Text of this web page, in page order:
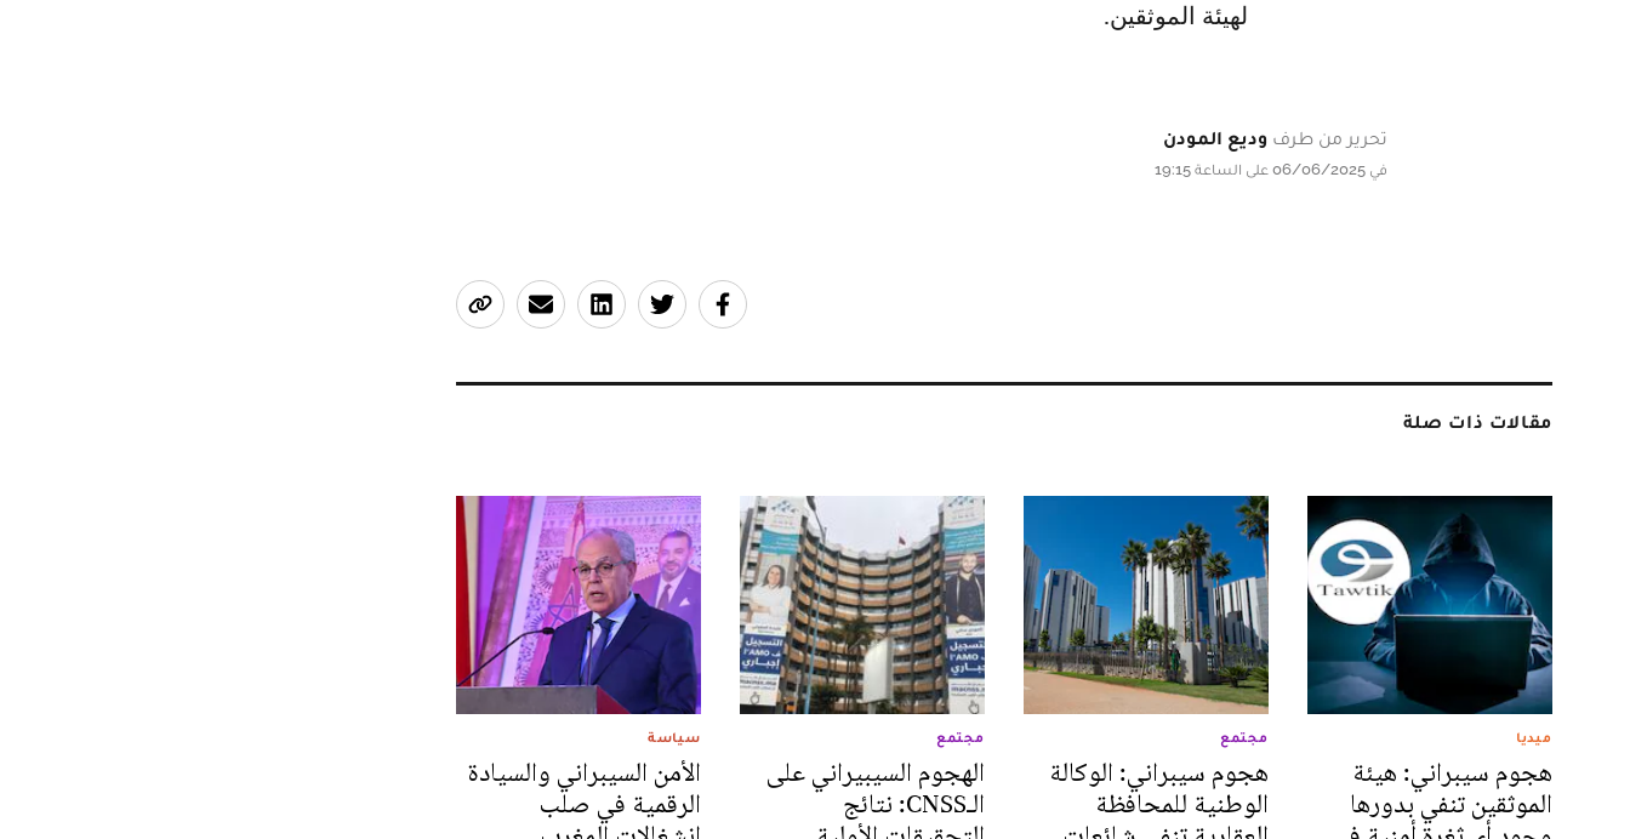
لهيئة الموثقين.
تحرير من طرف وديع المودن
في 06/06/2025 على الساعة 19:15
مقالات ذات صلة
ميديا
هجوم سيبراني: هيئة
الموثقين تنفي بدورها
مجتمع
هجوم سيبراني: الوكالة
الوطنية للمحافظة
مجتمع
الهجوم السيبيراني على
الـCNSS: نتائج
سياسة
الأمن السيبراني والسيادة
الرقمية في صلب